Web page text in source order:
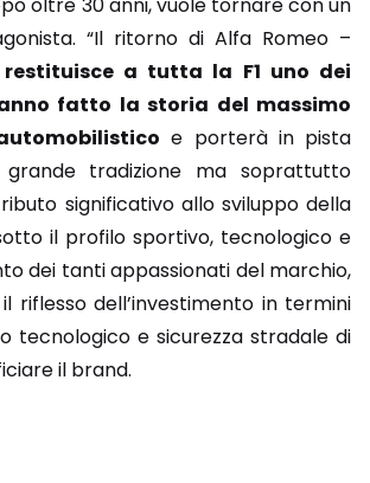
“Il ritorno di Alfa Romeo –
restituisce a tutta la F1 uno dei
fatto la storia del massimo
e porterà in pista
tradizione ma soprattutto
significativo allo sviluppo della
il profilo sportivo, tecnologico e
dei tanti appassionati del marchio,
riflesso dell’investimento in termini
tecnologico e sicurezza stradale di
il brand.